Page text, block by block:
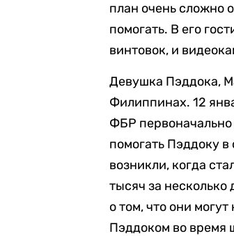
план очень сложно
помогать. В его
винтовок, и
Девушка Пэддока,
Филиппинах. 12
ФБР первоначально
помогать Пэддоку
возникли, когда
тысяч за
о том, что они
Пэддоком во время